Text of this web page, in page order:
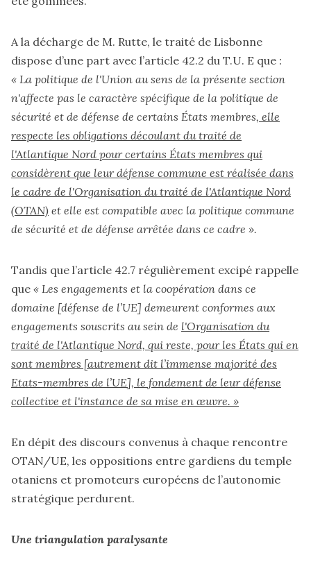
A la décharge de M. Rutte, le traité de Lisbonne
dispose d’une part avec l’article 42.2 du T.U. E que :
« La politique de l'Union au sens de la présente section
n'affecte pas le caractère spécifique de la politique de
sécurité et de défense de certains États membres, elle
respecte les obligations découlant du traité de
l'Atlantique Nord pour certains États membres qui
considèrent que leur défense commune est réalisée dans
le cadre de l'Organisation du traité de l'Atlantique Nord
(OTAN) et elle est compatible avec la politique commune
de sécurité et de défense arrêtée dans ce cadre ».
Tandis que l’article 42.7 régulièrement excipé rappelle
que « Les engagements et la coopération dans ce
domaine [défense de l’UE] demeurent conformes aux
engagements souscrits au sein de l'Organisation du
traité de l'Atlantique Nord, qui reste, pour les États qui en
sont membres [autrement dit l’immense majorité des
Etats-membres de l’UE], le fondement de leur défense
collective et l'instance de sa mise en œuvre. »
En dépit des discours convenus à chaque rencontre
OTAN/UE, les oppositions entre gardiens du temple
otaniens et promoteurs européens de l’autonomie
stratégique perdurent.
Une triangulation paralysante